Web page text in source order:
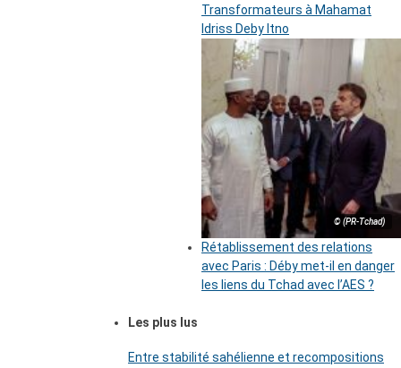
Transformateurs à Mahamat
Idriss Deby Itno
© (PR-Tchad)
Rétablissement des relations
avec Paris : Déby met-il en danger
les liens du Tchad avec l’AES ?
Les plus lus
Entre stabilité sahélienne et recompositions